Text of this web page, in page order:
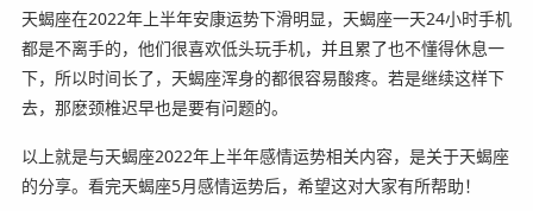
天蝎座在2022年上半年安康运势下滑明显，天蝎座一天24小时手机
都是不离手的，他们很喜欢低头玩手机，并且累了也不懂得休息一
下，所以时间长了，天蝎座浑身的都很容易酸疼。若是继续这样下
去，那麽颈椎迟早也是要有问题的。
以上就是与天蝎座2022年上半年感情运势相关内容，是关于天蝎座
的分享。看完天蝎座5月感情运势后，希望这对大家有所帮助！